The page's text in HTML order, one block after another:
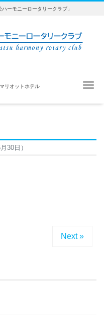
ーモニーロータリークラブ」
リオットホテル
ナ
30日）
Next »